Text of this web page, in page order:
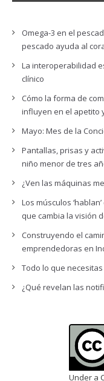
Omega-3 en el
pescado ayuda al
La interoperabilidad
clínico
Cómo la forma de
influyen en el apetito
Mayo: Mes de la
Pantallas, prisas y
niño menor de tres
¿Ven las máquinas
Los músculos
que cambia la visión
Construyendo el
emprendedoras en
Todo lo que
¿Qué revelan las
Under a